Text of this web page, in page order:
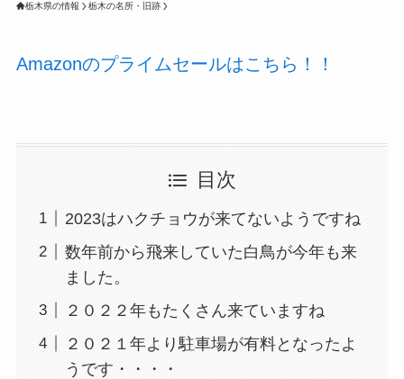
栃木県の情報 栃木の名所・旧跡
Amazonのプライムセールはこちら！！
目次
2023はハクチョウが来てないようですね
数年前から飛来していた白鳥が今年も来
ました。
２０２２年もたくさん来ていますね
２０２１年より駐車場が有料となったよ
うです・・・・